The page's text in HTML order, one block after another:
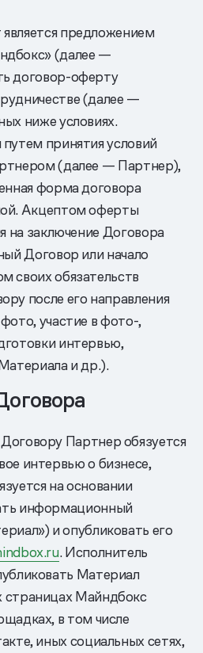
предложением
(далее —
договор-оферту
(далее —
ниже условиях.
принятия условий
(далее — Партнер),
форма договора
Акцептом оферты
на заключение Договора
Договор или начало
своих обязательств
после его направления
участие в фото-,
интервью,
и др.).
Партнер обязуется
интервью о бизнесе,
на основании
информационный
и опубликовать его
. Исполнитель
Материал
страницах Майндбокс
в том числе
иных социальных сетях,